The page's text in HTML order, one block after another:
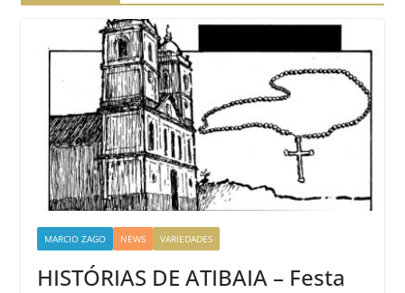
MARCIO ZAGO NEWS VARIEDADES
HISTÓRIAS DE ATIBAIA – Festa